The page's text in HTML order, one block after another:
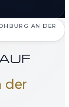
AN DER
der